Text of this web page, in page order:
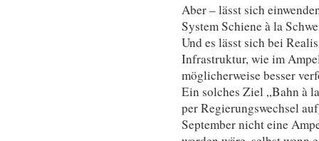
Aber – lässt sich
System Schiene à la
Und es lässt sich bei
Infrastruktur, wie im
möglicherweise besser
Ein solches Ziel „Bahn à
per Regierungswechsel
September nicht eine